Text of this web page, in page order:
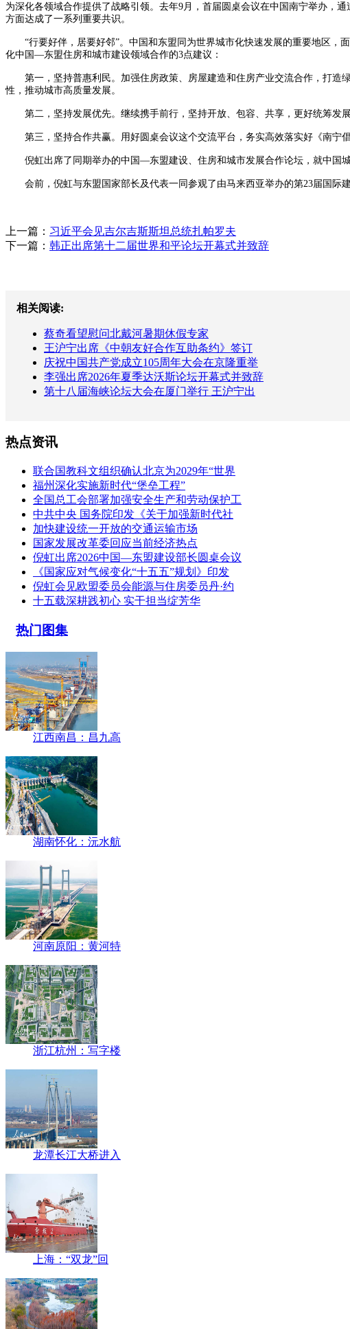
为深化各领域合作提供了战略引领。去年9月，首届圆桌会议在中国南宁举办，
方面达成了一系列重要共识。
“行要好伴，居要好邻”。中国和东盟同为世界城市化快速发展的重要地区，
化中国—东盟住房和城市建设领域合作的3点建议：
第一，坚持普惠利民。加强住房政策、房屋建造和住房产业交流合作，打造
性，推动城市高质量发展。
第二，坚持发展优先。继续携手前行，坚持开放、包容、共享，更好统筹发
第三，坚持合作共赢。用好圆桌会议这个交流平台，务实高效落实好《南宁
倪虹出席了同期举办的中国—东盟建设、住房和城市发展合作论坛，就中国城
会前，倪虹与东盟国家部长及代表一同参观了由马来西亚举办的第23届国际建
上一篇： 习近平会见吉尔吉斯斯坦总统扎帕罗夫
下一篇： 韩正出席第十二届世界和平论坛开幕式并致辞
相关阅读:
蔡奇看望慰问北戴河暑期休假专家
王沪宁出席《中朝友好合作互助条约》签订
庆祝中国共产党成立105周年大会在京隆重举
李强出席2026年夏季达沃斯论坛开幕式并致辞
第十八届海峡论坛大会在厦门举行 王沪宁出
热点资讯
联合国教科文组织确认北京为2029年“世界
福州深化实施新时代“堡垒工程”
全国总工会部署加强安全生产和劳动保护工
中共中央 国务院印发《关于加强新时代社
加快建设统一开放的交通运输市场
国家发展改革委回应当前经济热点
倪虹出席2026中国—东盟建设部长圆桌会议
《国家应对气候变化“十五五”规划》印发
倪虹会见欧盟委员会能源与住房委员丹·约
十五载深耕践初心 实干担当绽芳华
热门图集
江西南昌：昌九高
湖南怀化：沅水航
河南原阳：黄河特
浙江杭州：写字楼
龙潭长江大桥进入
上海：“双龙”回